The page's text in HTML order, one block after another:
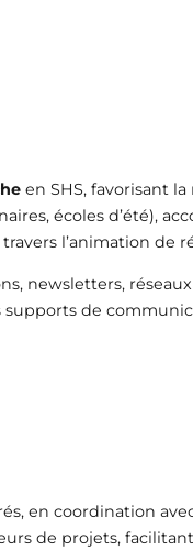
en SHS, favorisant
écoles d’été),
l’animation
newsletters,
de
en coordination
de projets,